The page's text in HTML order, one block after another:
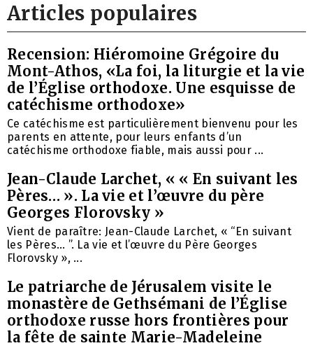
Articles populaires
Recension: Hiéromoine Grégoire du
Mont-Athos, «La foi, la liturgie et la vie
de l’Église orthodoxe. Une esquisse de
catéchisme orthodoxe»
Ce catéchisme est particulièrement bienvenu pour les
parents en attente, pour leurs enfants d’un
catéchisme orthodoxe fiable, mais aussi pour ...
Jean-Claude Larchet, « « En suivant les
Pères… ». La vie et l’œuvre du père
Georges Florovsky »
Vient de paraître: Jean-Claude Larchet, « “En suivant
les Pères… ”. La vie et l’œuvre du Père Georges
Florovsky », ...
Le patriarche de Jérusalem visite le
monastère de Gethsémani de l’Église
orthodoxe russe hors frontières pour
la fête de sainte Marie-Madeleine